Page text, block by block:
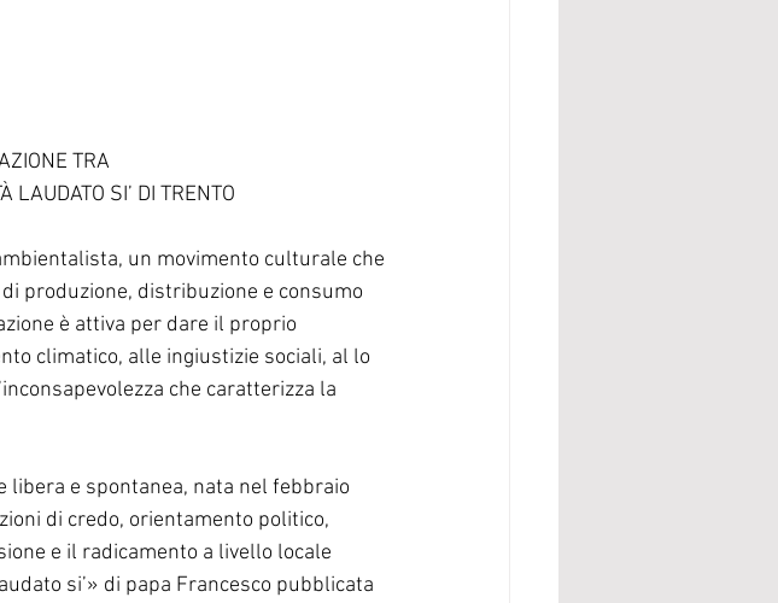
TRA
LAUDATO SI’ DI TRENTO
un movimento culturale che
produzione, distribuzione e consumo
è attiva per dare il proprio
climatico, alle ingiustizie sociali, al lo
che caratterizza la
libera e spontanea, nata nel febbraio
di credo, orientamento politico,
e il radicamento a livello locale
si’» di papa Francesco pubblicata